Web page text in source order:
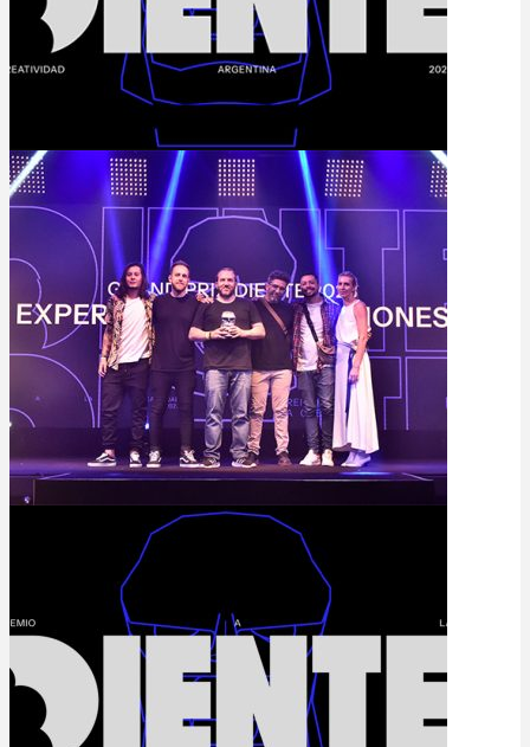
Último programa del año
2 de enero de 2024
SEGUNDO ESPECIAL
DIENTE 2023
26 de diciembre de 2023